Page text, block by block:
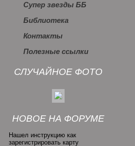
Супер звезды ББ
Библиотека
Контакты
Полезные ссылки
СЛУЧАЙНОЕ ФОТО
НОВОЕ НА ФОРУМЕ
Нашел инструкцию как
зарегистрировать карту